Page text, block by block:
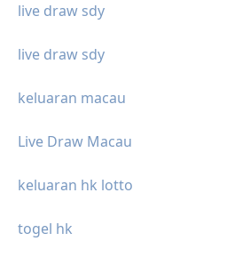
live draw sdy
live draw sdy
keluaran macau
Live Draw Macau
keluaran hk lotto
togel hk